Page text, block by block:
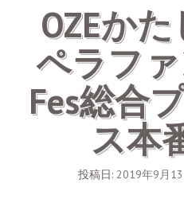
OZEか
ペラフ
Fes総合
ス本
投稿日: 2019年9月